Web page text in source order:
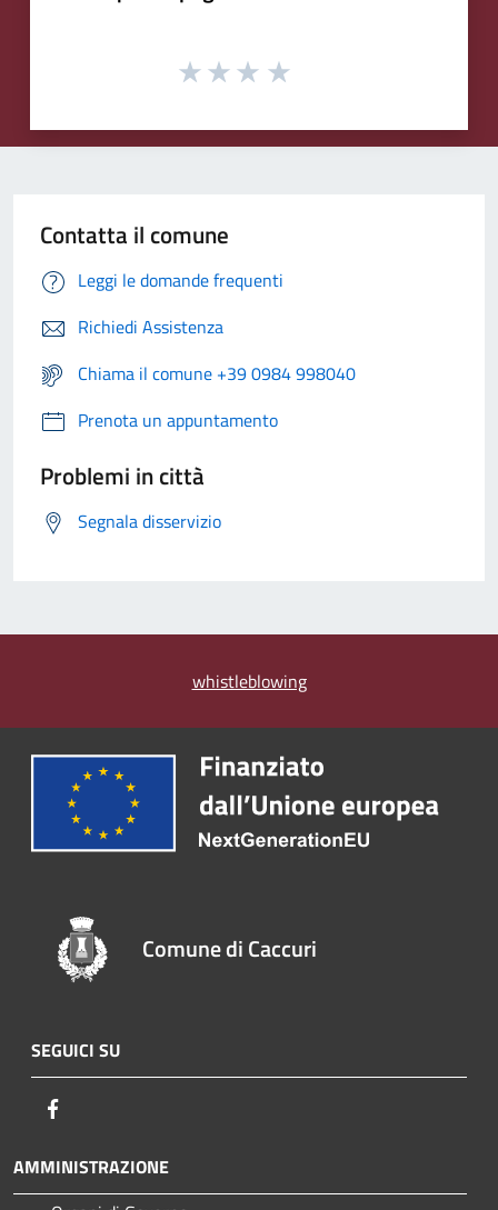
Contatta il comune
Leggi le domande frequenti
Richiedi Assistenza
Chiama il comune +39 0984 998040
Prenota un appuntamento
Problemi in città
Segnala disservizio
whistleblowing
Comune di Caccuri
SEGUICI SU
AMMINISTRAZIONE